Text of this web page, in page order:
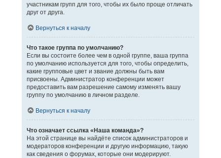
участникам групп для того, чтобы их было проще отличать
друг от друга.
Вернуться к началу
Что такое группа по умолчанию?
Если вы состоите более чем в одной группе, ваша группа
по умолчанию используется для того, чтобы определить,
какие групповые цвет и звание должны быть вам
присвоены. Администратор конференции может
предоставить вам разрешение самому изменять вашу
группу по умолчанию в личном разделе.
Вернуться к началу
Что означает ссылка «Наша команда»?
На этой странице вы найдёте список администраторов и
модераторов конференции и другую информацию, такую
как сведения о форумах, которые они модерируют.